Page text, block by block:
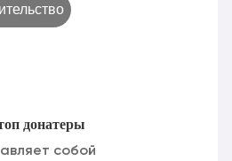
донатеры
собой